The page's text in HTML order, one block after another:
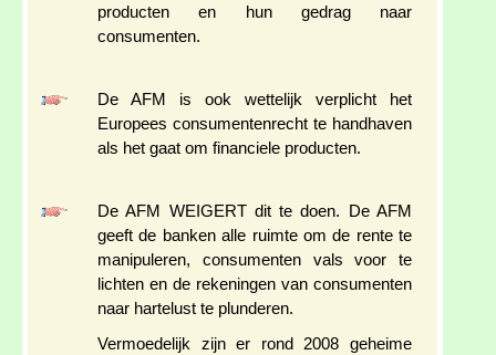
producten en hun gedrag naar
consumenten.
De AFM is ook wettelijk verplicht het
Europees consumentenrecht te handhaven
als het gaat om financiele producten.
De AFM WEIGERT dit te doen. De AFM
geeft de banken alle ruimte om de rente te
manipuleren, consumenten vals voor te
lichten en de rekeningen van consumenten
naar hartelust te plunderen.
Vermoedelijk zijn er rond 2008 geheime